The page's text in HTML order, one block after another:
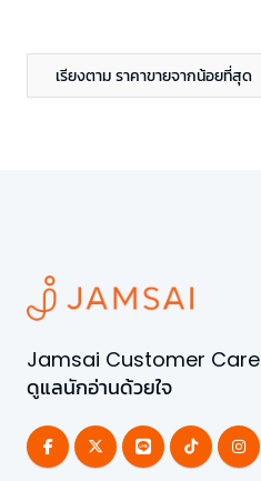
เรียงตาม ราคาขายจากน้อยที่สุด
Jamsai Customer Care
ดูแลนักอ่านด้วยใจ